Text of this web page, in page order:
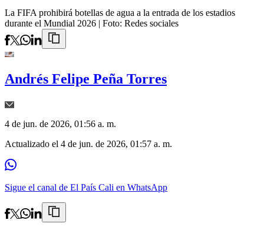
La FIFA prohibirá botellas de agua a la entrada de los estadios
durante el Mundial 2026 | Foto: Redes sociales
Andrés Felipe Peña Torres
4 de jun. de 2026, 01:56 a. m.
Actualizado el 4 de jun. de 2026, 01:57 a. m.
Sigue el canal de El País Cali en WhatsApp